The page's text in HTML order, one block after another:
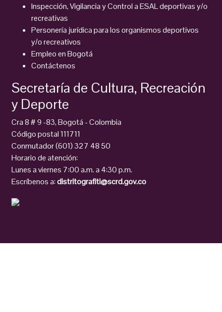
Inspección, Vigilancia y Control a ESAL deportivas y/o
recreativas
Personería jurídica para los organismos deportivos
y/o recreativos
Empleo en Bogotá
Contáctenos
Secretaría de Cultura, Recreación
y Deporte
Cra 8 # 9 -83, Bogotá - Colombia
Código postal 111711
Conmutador (601) 327 48 50
Horario de atención:
Lunes a viernes 7:00 a.m. a 4:30 p.m.
Escríbenos a:distritografiti@scrd.gov.co